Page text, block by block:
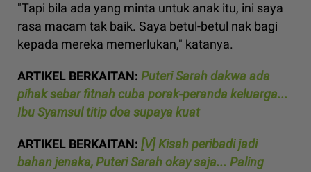
"Tapi bila ada yang minta untuk anak itu, ini saya
rasa macam tak baik. Saya betul-betul nak bagi
kepada mereka memerlukan," katanya.
ARTIKEL BERKAITAN: Puteri Sarah dakwa ada
pihak sebar fitnah cuba porak-peranda keluarga...
Ibu Syamsul titip doa supaya kuat
ARTIKEL BERKAITAN: [V] Kisah peribadi jadi
bahan jenaka, Puteri Sarah okay saja... Paling